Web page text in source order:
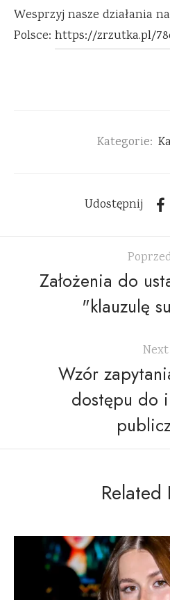
Wesprzyj nasze działania
Polsce: https://zrzutka.pl/
Kategorie:
Udostępnij
Założenia do
"klauzulę
Next
Wzór
dostępu do
Related